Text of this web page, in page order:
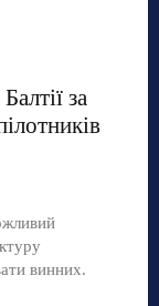
за
винних.